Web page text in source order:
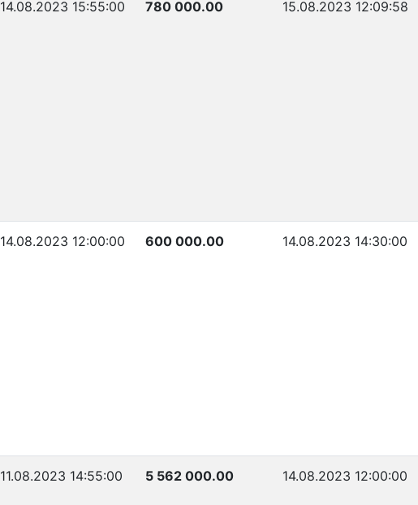
14.08.2023 15:55:00 780 000.00 15.08.2023 12:09:58
14.08.2023 12:00:00 600 000.00 14.08.2023 14:30:00
11.08.2023 14:55:00 5 562 000.00 14.08.2023 12:00:00